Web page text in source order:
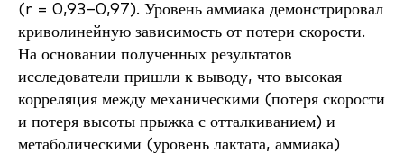
(r = 0,93–0,97). Уровень аммиака демонстрировал
криволинейную зависимость от потери скорости.
На основании полученных результатов
исследователи пришли к выводу, что высокая
корреляция между механическими (потеря скорости
и потеря высоты прыжка с отталкиванием) и
метаболическими (уровень лактата, аммиака)